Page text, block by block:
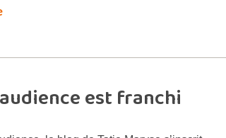
est franchi